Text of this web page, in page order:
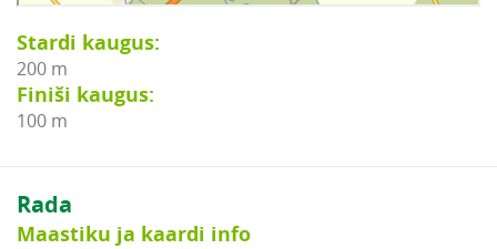
Stardi kaugus:
200 m
Finiši kaugus:
100 m
Rada
Maastiku ja kaardi info